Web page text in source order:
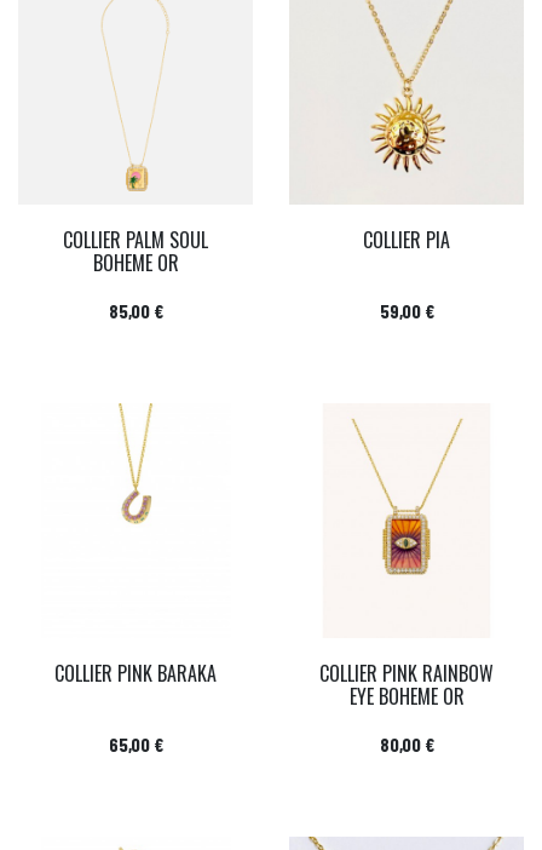
COLLIER PALM SOUL
BOHEME OR
Prix
85,00 €
COLLIER PIA
Prix
59,00 €
COLLIER PINK BARAKA
Prix
65,00 €
COLLIER PINK RAINBOW
EYE BOHEME OR
Prix
80,00 €